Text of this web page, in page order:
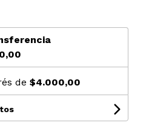
de $4.000,00